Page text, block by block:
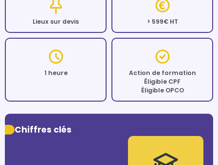
Lieux sur devis > 599€ HT
1 heure
Action de formation
Éligible CPF
Éligible OPCO
Chiffres clés